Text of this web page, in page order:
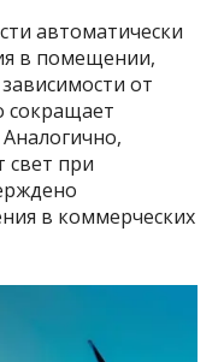
автоматически
в помещении,
от
сокращает
при
в коммерческих